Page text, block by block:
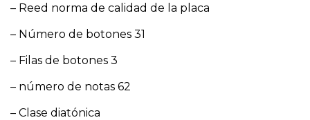
– Reed norma de calidad de la placa
– Número de botones 31
– Filas de botones 3
– número de notas 62
– Clase diatónica